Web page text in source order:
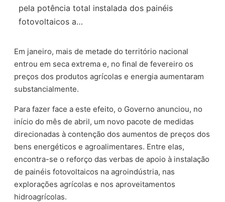
pela potência total instalada dos painéis
fotovoltaicos a…
Em janeiro, mais de metade do território nacional
entrou em seca extrema e, no final de fevereiro os
preços dos produtos agrícolas e energia aumentaram
substancialmente.
Para fazer face a este efeito, o Governo anunciou, no
início do mês de abril, um novo pacote de medidas
direcionadas à contenção dos aumentos de preços dos
bens energéticos e agroalimentares. Entre elas,
encontra-se o reforço das verbas de apoio à instalação
de painéis fotovoltaicos na agroindústria, nas
explorações agrícolas e nos aproveitamentos
hidroagrícolas.